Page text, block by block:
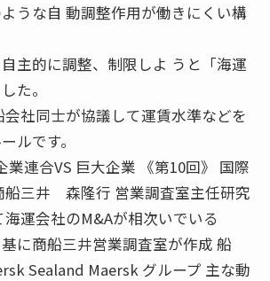
うな自 動調整作用が働きにくい構
主的に調整、制限しよ うと「海運
た。
社同士が協議して運賃水準などを
ルです。
業連合VS 巨大企業 《第10回》 国際
船三井 森隆行 営業調査室主任研究
海運会社のM&Aが相次いでいる
基に商船三井営業調査室が作成 船
Sealand Maersk グループ 主な動